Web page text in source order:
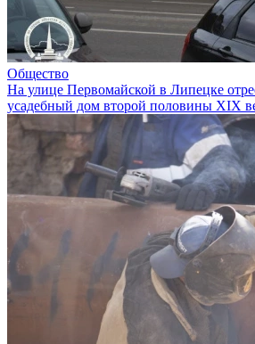
Общество
На улице Первомайской в Липецке
усадебный дом второй половины XIX